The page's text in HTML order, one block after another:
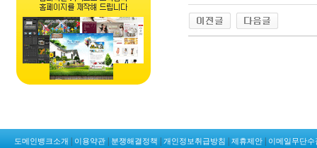
도메인뱅크소개 이용약관 분쟁해결정책 개인정보취급방침 제휴제안 이메일무단수